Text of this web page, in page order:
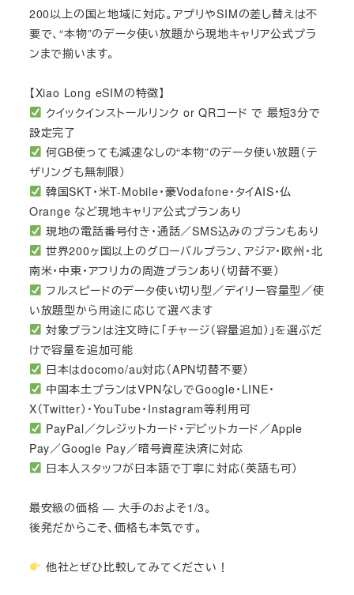
200以上の国と地域に対応。アプリやSIMの差し替えは不
要で、“本物”のデータ使い放題から現地キャリア公式プラ
ンまで揃います。
【Xiao Long eSIMの特徴】
クイックインストールリンク or QRコード で 最短3分で
設定完了
何GB使っても減速なしの“本物”のデータ使い放題（テ
ザリングも無制限）
韓国SKT・米T-Mobile・豪Vodafone・タイAIS・仏
Orange など現地キャリア公式プランあり
現地の電話番号付き・通話／SMS込みのプランもあり
世界200ヶ国以上のグローバルプラン、アジア・欧州・北
南米・中東・アフリカの周遊プランあり（切替不要）
フルスピードのデータ使い切り型／デイリー容量型／使
い放題型から用途に応じて選べます
対象プランは注文時に「チャージ（容量追加）」を選ぶだ
けで容量を追加可能
日本はdocomo/au対応（APN切替不要）
中国本土プランはVPNなしでGoogle・LINE・
X（Twitter）・YouTube・Instagram等利用可
PayPal／クレジットカード・デビットカード／Apple
Pay／Google Pay／暗号資産決済に対応
日本人スタッフが日本語で丁寧に対応（英語も可）
最安級の価格 — 大手のおよそ1/3。
後発だからこそ、価格も本気です。
他社とぜひ比較してみてください！